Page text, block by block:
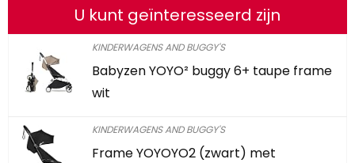
U kunt geïnteresseerd zijn
KINDERWAGENS AND BUGGY'S
Babyzen YOYO² buggy 6+ taupe frame
wit
KINDERWAGENS AND BUGGY'S
Frame YOYOYO2 (zwart) met